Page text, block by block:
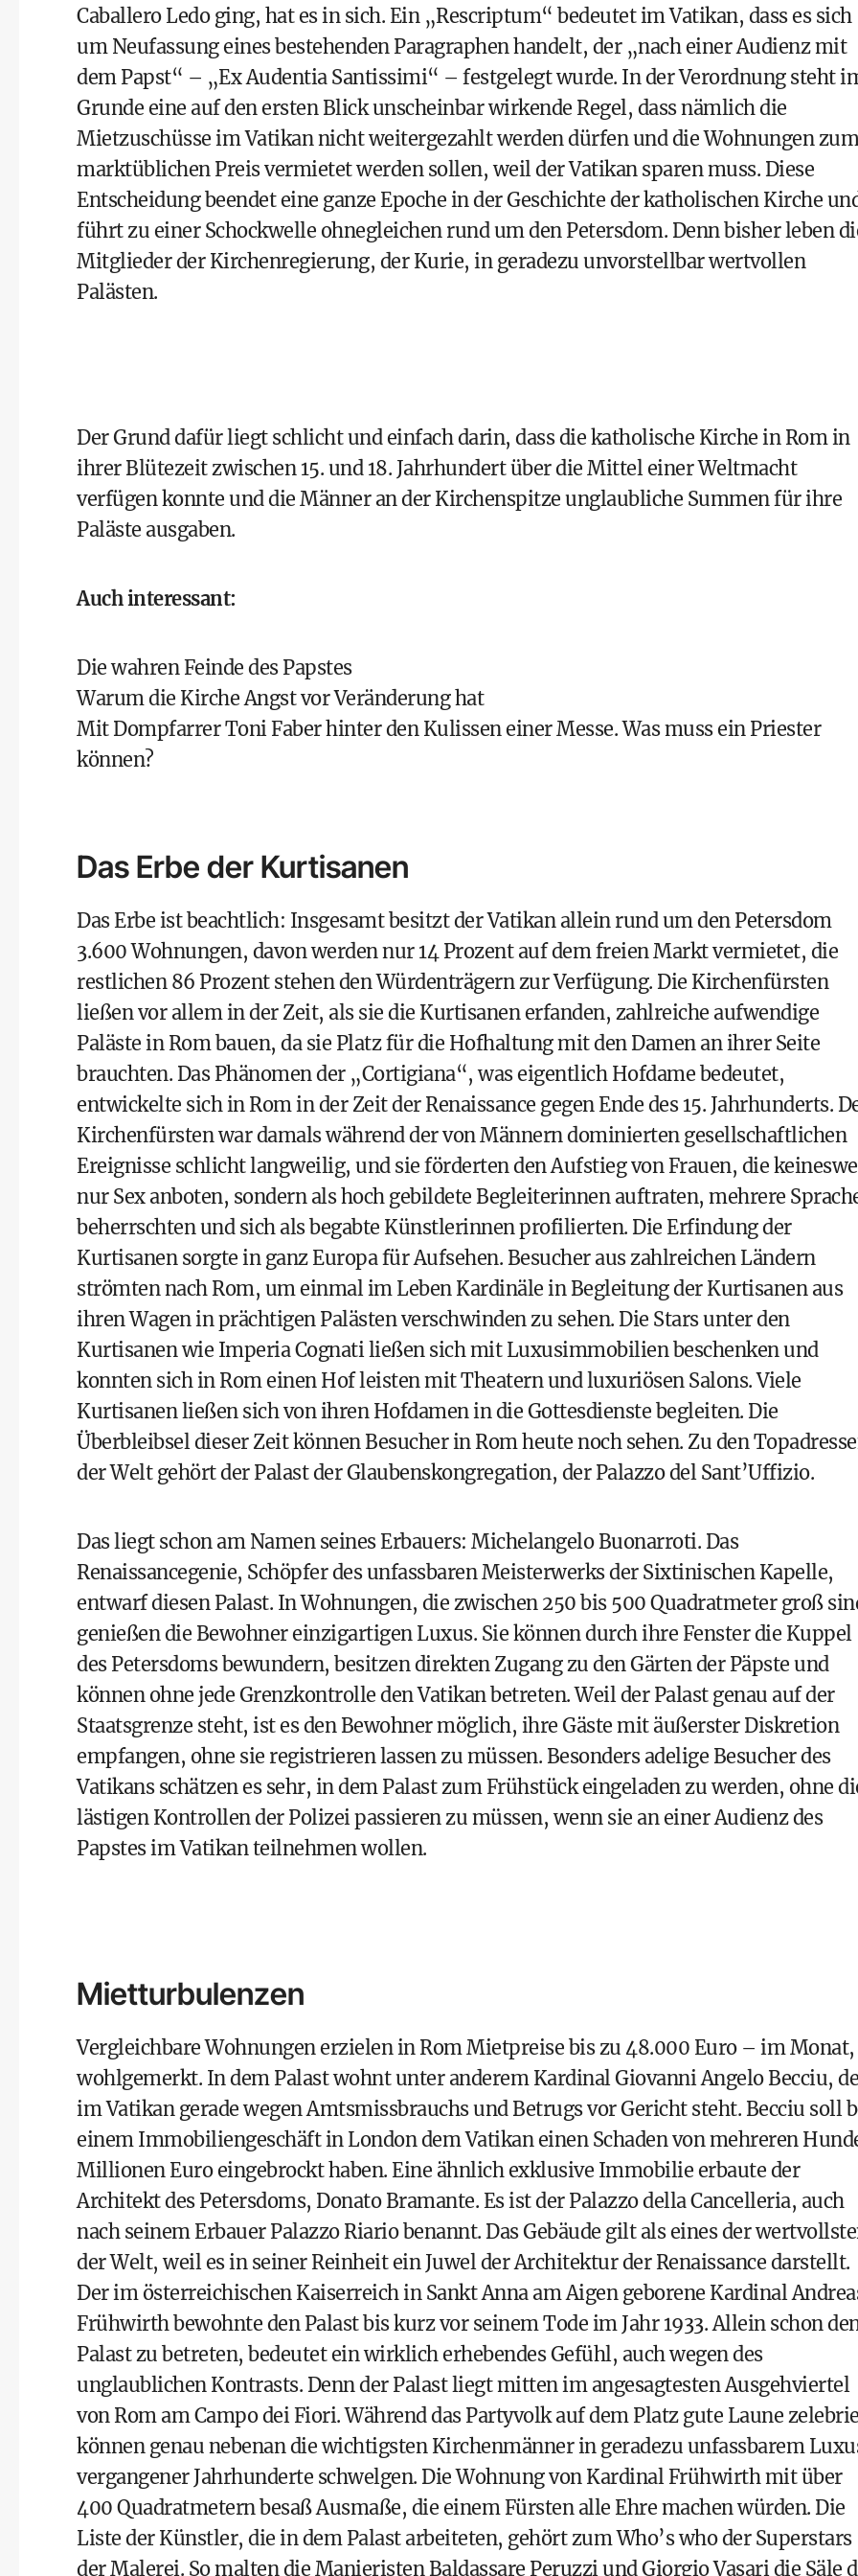
Caballero Ledo ging, hat es in sich. Ein „Rescriptum“ bedeutet im Vatikan, dass es sich
um Neufassung eines bestehenden Paragraphen handelt, der „nach einer Audienz mit
dem Papst“ – „Ex Audentia Santissimi“ – festgelegt wurde. In der Verordnung steht
Grunde eine auf den ersten Blick unscheinbar wirkende Regel, dass nämlich die
Mietzuschüsse im Vatikan nicht weitergezahlt werden dürfen und die Wohnungen zum
marktüblichen Preis vermietet werden sollen, weil der Vatikan sparen muss. Diese
Entscheidung beendet eine ganze Epoche in der Geschichte der katholischen Kirche
führt zu einer Schockwelle ohnegleichen rund um den Petersdom. Denn bisher leben
Mitglieder der Kirchenregierung, der Kurie, in geradezu unvorstellbar wertvollen
Palästen.
Der Grund dafür liegt schlicht und einfach darin, dass die katholische Kirche in Romin
ihrer Blütezeit zwischen 15. und 18. Jahrhundert über die Mittel einer Weltmacht
verfügen konnte und die Männer an der Kirchenspitze unglaubliche Summen für ihre
Paläste ausgaben.
Auch interessant:
Die wahren Feinde des Papstes
Warum die Kirche Angst vor Veränderung hat
Mit Dompfarrer Toni Faber hinter den Kulissen einer Messe. Was muss ein Priester
können?
Das Erbe der Kurtisanen
Das Erbe ist beachtlich: Insgesamt besitzt der Vatikan allein rund um den Petersdom
3.600 Wohnungen, davon werden nur 14 Prozent auf dem freien Markt vermietet, die
restlichen 86 Prozent stehen den Würdenträgern zur Verfügung. Die Kirchenfürsten
ließen vor allem in der Zeit, als sie die Kurtisanen erfanden, zahlreiche aufwendige
Paläste in Rom bauen, da sie Platz für die Hofhaltung mit den Damen an ihrer Seite
brauchten. Das Phänomen der „Cortigiana“, was eigentlich Hofdame bedeutet,
entwickelte sich in Rom in der Zeit der Renaissance gegen Ende des 15. Jahrhunderts.
Kirchenfürsten war damals während der von Männern dominierten gesellschaftlichen
Ereignisse schlicht langweilig, und sie förderten den Aufstieg von Frauen, die
nur Sex anboten, sondern als hoch gebildete Begleiterinnen auftraten, mehrere
beherrschten und sich als begabte Künstlerinnen profilierten. Die Erfindung der
Kurtisanen sorgte in ganz Europa für Aufsehen. Besucher aus zahlreichen Ländern
strömten nach Rom, um einmal im Leben Kardinäle in Begleitung der Kurtisanen aus
ihren Wagen in prächtigen Palästen verschwinden zu sehen. Die Stars unter den
Kurtisanen wie Imperia Cognati ließen sich mit Luxusimmobilienbeschenken und
konnten sich in Rom einen Hof leisten mit Theatern und luxuriösen Salons. Viele
Kurtisanen ließen sich von ihren Hofdamen in die Gottesdienste begleiten. Die
Überbleibsel dieser Zeit können Besucher in Rom heute noch sehen. Zu den
der Welt gehört der Palast der Glaubenskongregation, der Palazzo del Sant’Uffizio.
Das liegt schon am Namen seines Erbauers: Michelangelo Buonarroti. Das
Renaissancegenie, Schöpfer des unfassbaren Meisterwerks der Sixtinischen Kapelle,
entwarf diesen Palast. In Wohnungen, die zwischen 250 bis 500 Quadratmeter groß
genießen die Bewohner einzigartigen Luxus. Sie können durch ihre Fenster die Kuppel
des Petersdoms bewundern, besitzen direkten Zugang zu den Gärten der Päpste und
können ohne jede Grenzkontrolle den Vatikan betreten. Weil der Palast genau auf der
Staatsgrenze steht, ist es den Bewohner möglich, ihre Gäste mit äußerster Diskretion
empfangen, ohne sie registrieren lassen zu müssen. Besonders adelige Besucher des
Vatikans schätzen es sehr, in dem Palast zum Frühstück eingeladen zu werden, ohne
lästigen Kontrollen der Polizei passieren zu müssen, wenn sie an einer Audienz des
Papstes im Vatikan teilnehmen wollen.
Mietturbulenzen
Vergleichbare Wohnungen erzielen in Rom Mietpreise bis zu 48.000 Euro – im Monat,
wohlgemerkt. In dem Palast wohnt unter anderem Kardinal Giovanni Angelo Becciu,
im Vatikan gerade wegen Amtsmissbrauchs und Betrugs vor Gericht steht. Becciu soll
einem Immobiliengeschäft in London dem Vatikan einen Schaden von mehreren
Millionen Euro eingebrockt haben. Eine ähnlich exklusive Immobilie erbaute der
Architekt des Petersdoms, Donato Bramante. Es ist der Palazzo della Cancelleria, auch
nach seinem Erbauer Palazzo Riario benannt. Das Gebäude gilt als eines der
der Welt, weil es in seiner Reinheit ein Juwel der Architektur der Renaissance darstellt.
Der im österreichischen Kaiserreich in Sankt Anna am Aigen geborene Kardinal
Frühwirthbewohnte den Palast bis kurz vor seinem Tode im Jahr 1933. Allein schon
Palast zu betreten, bedeutet ein wirklich erhebendes Gefühl, auch wegen des
unglaublichen Kontrasts. Denn der Palast liegt mitten im angesagtesten Ausgehviertel
von Rom am Campo dei Fiori. Während das Partyvolk auf dem Platz gute Laune
können genau nebenan die wichtigsten Kirchenmänner in geradezu unfassbarem
vergangener Jahrhunderte schwelgen. Die Wohnung von Kardinal Frühwirth mit über
400 Quadratmetern besaß Ausmaße, die einem Fürsten alle Ehre machen würden. Die
Liste der Künstler, die in dem Palast arbeiteten, gehört zum Who’s who der Superstars
der Malerei. So malten die Manieristen Baldassare Peruzzi und Giorgio Vasari die Säle